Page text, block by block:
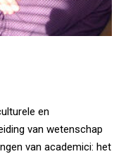
en
van wetenschap
van academici: het